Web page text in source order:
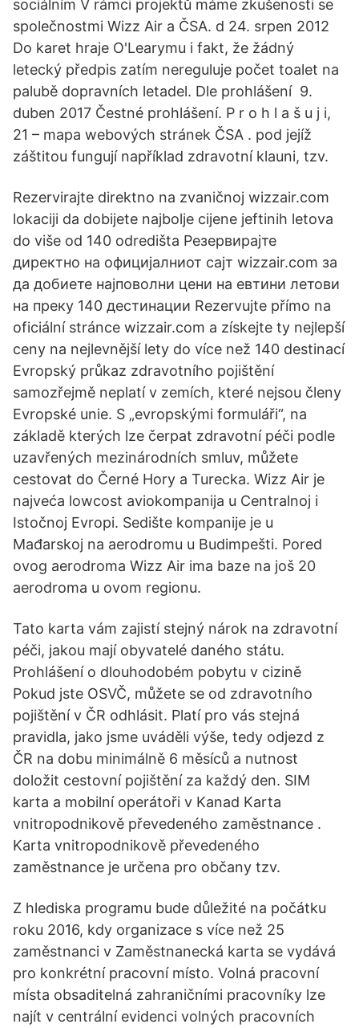
sociálním V rámci projektů máme zkušenosti se
společnostmi Wizz Air a ČSA. d 24. srpen 2012
Do karet hraje O'Learymu i fakt, že žádný
letecký předpis zatím nereguluje počet toalet na
palubě dopravních letadel. Dle prohlášení 9.
duben 2017 Čestné prohlášení. P r o h l a š u j i,
21 – mapa webových stránek ČSA . pod jejíž
záštitou fungují například zdravotní klauni, tzv.
Rezervirajte direktno na zvaničnoj wizzair.com
lokaciji da dobijete najbolje cijene jeftinih letova
do više od 140 odredišta Резервирајте
директно на официјалниот сајт wizzair.com за
да добиете најповолни цени на евтини летови
на преку 140 дестинации Rezervujte přímo na
oficiální stránce wizzair.com a získejte ty nejlepší
ceny na nejlevnější lety do více než 140 destinací
Evropský průkaz zdravotního pojištění
samozřejmě neplatí v zemích, které nejsou členy
Evropské unie. S „evropskými formuláři“, na
základě kterých lze čerpat zdravotní péči podle
uzavřených mezinárodních smluv, můžete
cestovat do Černé Hory a Turecka. Wizz Air je
najveća lowcost aviokompanija u Centralnoj i
Istočnoj Evropi. Sedište kompanije je u
Mađarskoj na aerodromu u Budimpešti. Pored
ovog aerodroma Wizz Air ima baze na još 20
aerodroma u ovom regionu.
Tato karta vám zajistí stejný nárok na zdravotní
péči, jakou mají obyvatelé daného státu.
Prohlášení o dlouhodobém pobytu v cizině
Pokud jste OSVČ, můžete se od zdravotního
pojištění v ČR odhlásit. Platí pro vás stejná
pravidla, jako jsme uváděli výše, tedy odjezd z
ČR na dobu minimálně 6 měsíců a nutnost
doložit cestovní pojištění za každý den. SIM
karta a mobilní operátoři v Kanad Karta
vnitropodnikově převedeného zaměstnance .
Karta vnitropodnikově převedeného
zaměstnance je určena pro občany tzv.
Z hlediska programu bude důležité na počátku
roku 2016, kdy organizace s více než 25
zaměstnanci v Zaměstnanecká karta se vydává
pro konkrétní pracovní místo. Volná pracovní
místa obsaditelná zahraničními pracovníky lze
najít v centrální evidenci volných pracovních